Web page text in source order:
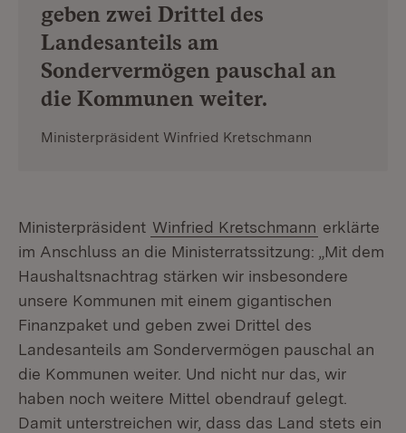
geben zwei Drittel des
Landesanteils am
Sondervermögen pauschal an
die Kommunen weiter.
Ministerpräsident Winfried Kretschmann
Ministerpräsident Winfried Kretschmann erklärte
im Anschluss an die Ministerratssitzung: „Mit dem
Haushaltsnachtrag stärken wir insbesondere
unsere Kommunen mit einem gigantischen
Finanzpaket und geben zwei Drittel des
Landesanteils am Sondervermögen pauschal an
die Kommunen weiter. Und nicht nur das, wir
haben noch weitere Mittel obendrauf gelegt.
Damit unterstreichen wir, dass das Land stets ein